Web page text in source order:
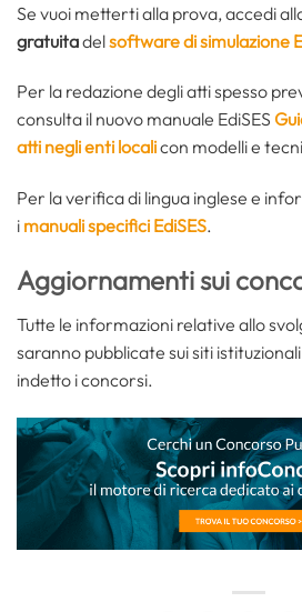
Se vuoi metterti alla prova, accedi
gratuitadelsoftware di simulazione
Per la redazione degli atti spesso
consulta il nuovo manuale EdiSES
atti negli enti localicon modelli e
Per la verifica di lingua inglese e
i manuali specifici EdiSES.
Aggiornamenti sui
Tutte le informazioni relative allo
saranno pubblicate sui siti
indetto i concorsi.